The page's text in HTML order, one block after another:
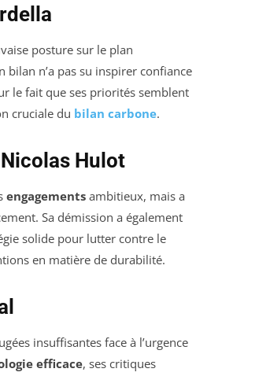
posture sur le plan
n’a pas su inspirer confiance
le fait que ses priorités semblent
cruciale du bilan carbone.
Hulot
engagements ambitieux, mais a
Sa démission a également
solide pour lutter contre le
en matière de durabilité.
insuffisantes face à l’urgence
efficace, ses critiques